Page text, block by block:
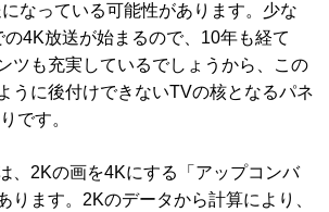
なっている可能性があります。少な
の4K放送が始まるので、10年も経て
ツも充実しているでしょうから、この
うに後付けできないTVの核となるパネ
です。
、2Kの画を4Kにする「アップコンバ
ります。2Kのデータから計算により、